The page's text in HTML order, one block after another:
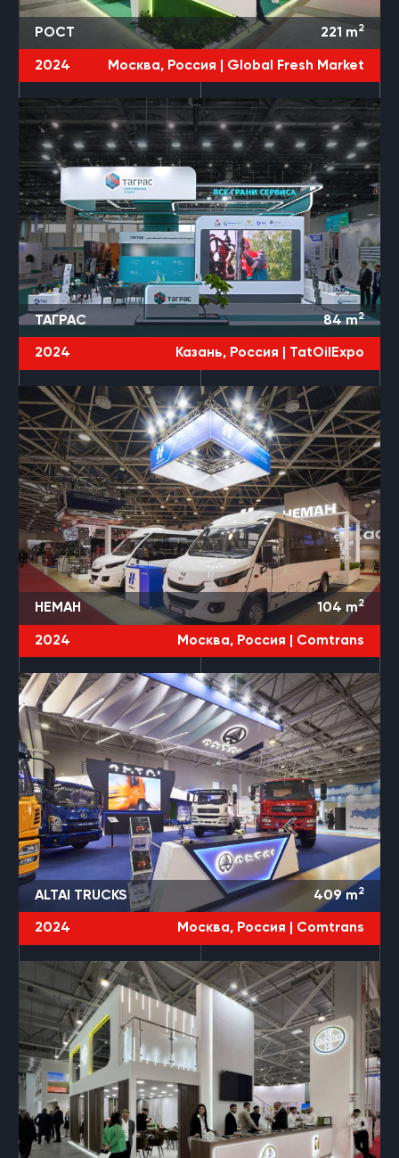
РОСТ 221 m2
2024 Москва, Россия | Global Fresh Market
ТАГРАС 84m2
2024 Казань, Россия | TatOilExpo
НЕМАН 104 m2
2024 Москва, Россия | Comtrans
ALTAI TRUCKS 409m2
2024 Москва, Россия | Comtrans